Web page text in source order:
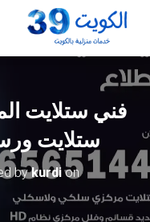
ستلايت
bykurdion